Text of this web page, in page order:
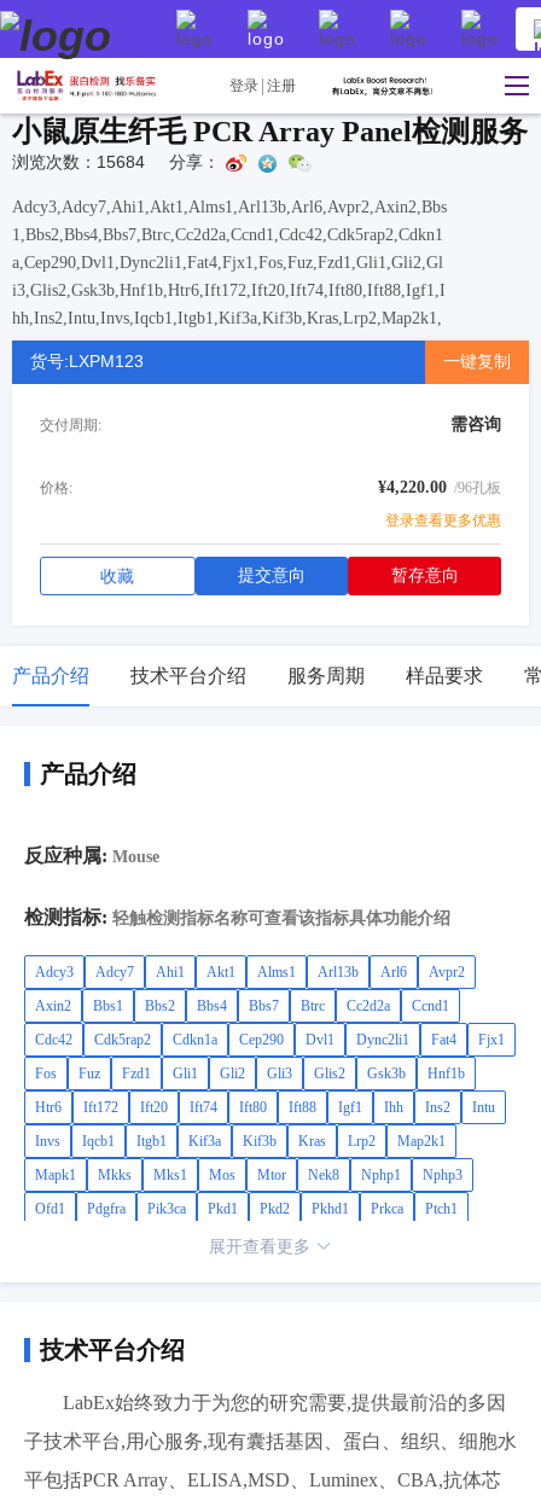
登录 注册
小鼠原生纤毛 PCR Array Panel检测服务
浏览次数：15684 分享：
Adcy3,Adcy7,Ahi1,Akt1,Alms1,Arl13b,Arl6,Avpr2,Axin2,Bbs
1,Bbs2,Bbs4,Bbs7,Btrc,Cc2d2a,Ccnd1,Cdc42,Cdk5rap2,Cdkn1
a,Cep290,Dvl1,Dync2li1,Fat4,Fjx1,Fos,Fuz,Fzd1,Gli1,Gli2,Gl
i3,Glis2,Gsk3b,Hnf1b,Htr6,Ift172,Ift20,Ift74,Ift80,Ift88,Igf1,I
hh,Ins2,Intu,Invs,Iqcb1,Itgb1,Kif3a,Kif3b,Kras,Lrp2,Map2k1,
Mapk1,Mkks,Mks1,Mos,Mtor,Nek8,Nphp1,Nphp3,Ofd1,Pdgfr
a,Pik3ca,Pkd1,Pkd2,Pkhd1,Prkca,Ptch1,Ptpn5,Rab23,Rhoa,Ro
Ttc8,Vangl2,Wnt9b,Wwtr1
货号:LXPM123 一键复制
交付周期: 需咨询
价格: ¥4,220.00 /96孔板
登录查看更多优惠
收藏 提交意向 暂存意向
产品介绍 技术平台介绍 服务周期 样品要求
产品介绍
反应种属: Mouse
检测指标: 轻触检测指标名称可查看该指标具体功能介绍
Adcy3 Adcy7 Ahi1 Akt1 Alms1 Arl13b Arl6
Avpr2
Axin2
Bbs1 Bbs2 Bbs4 Bbs7 Btrc Cc2d2a
Ccnd1
Cdc42
Cdk5rap2 Cdkn1a Cep290 Dvl1 Dync2li1 Fat4
Fjx1
Fos
Fuz Fzd1 Gli1 Gli2 Gli3 Glis2 Gsk3b
Hnf1b
Htr6
Ift172 Ift20 Ift74 Ift80 Ift88 Igf1 Ihh Ins2
Intu
Invs
Iqcb1 Itgb1 Kif3a Kif3b Kras Lrp2
Map2k1
Mapk1
Mkks Mks1 Mos Mtor Nek8 Nphp1
Nphp3
Ofd1
Pdgfra Pik3ca Pkd1 Pkd2 Pkhd1 Prkca
Ptch1
Rock2 Rpgrip1l
展开查看更多
技术平台介绍
LabEx始终致力于为您的研究需要,提供最前沿的多因
子技术平台,用心服务,现有囊括基因、蛋白、组织、细胞水
平包括PCR Array、ELISA,MSD、Luminex、CBA,抗体芯